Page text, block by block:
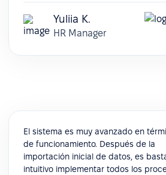
Yuliia K.
HR Manager
El sistema es muy avanzado en
de funcionamiento. Después de la
importación inicial de datos, es
intuitivo implementar todos los